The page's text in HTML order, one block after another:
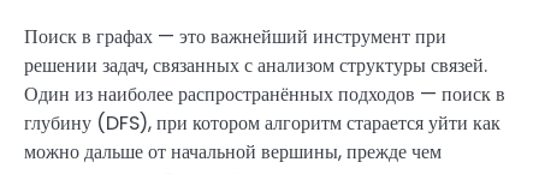
Поиск в графах — это важнейший инструмент при
решении задач, связанных с анализом структуры связей.
Один из наиболее распространённых подходов — поиск в
глубину (DFS), при котором алгоритм старается уйти как
можно дальше от начальной вершины, прежде чем